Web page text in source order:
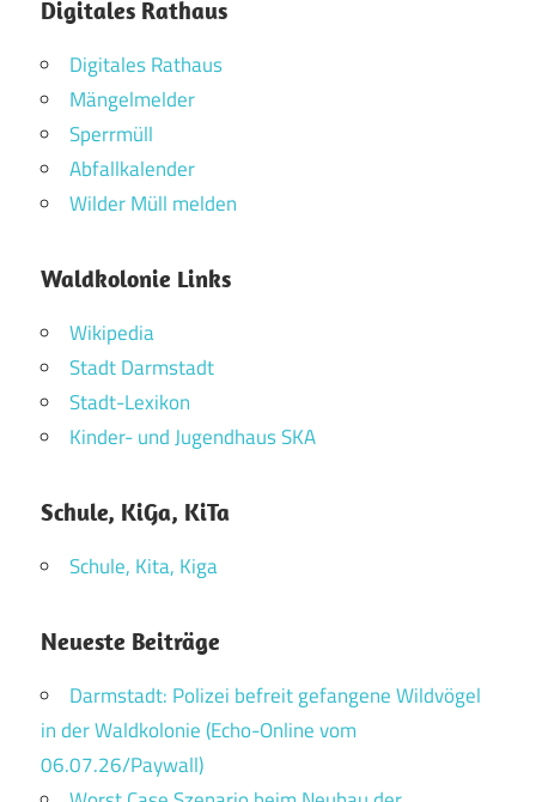
Digitales Rathaus
Digitales Rathaus
Mängelmelder
Sperrmüll
Abfallkalender
Wilder Müll melden
Waldkolonie Links
Wikipedia
Stadt Darmstadt
Stadt-Lexikon
Kinder- und Jugendhaus SKA
Schule, KiGa, KiTa
Schule, Kita, Kiga
Neueste Beiträge
Darmstadt: Polizei befreit gefangene Wildvögel
in der Waldkolonie (Echo-Online vom
06.07.26/Paywall)